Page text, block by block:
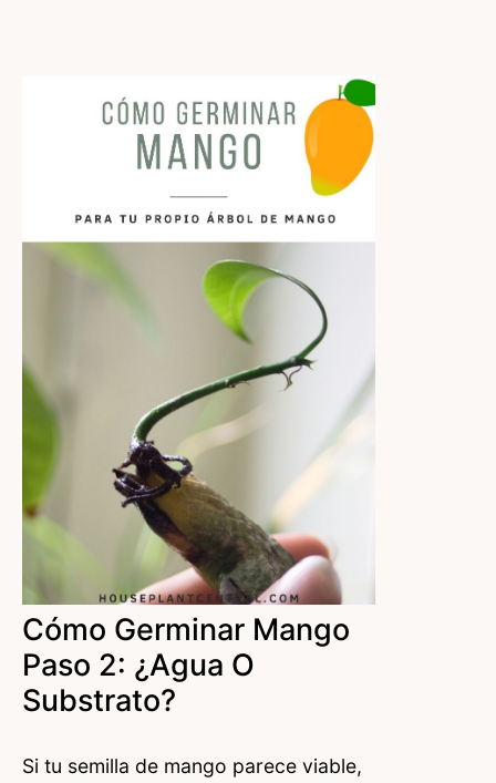
Cómo Germinar Mango
Paso 2: ¿Agua O
Substrato?
Si tu semilla de mango parece viable,